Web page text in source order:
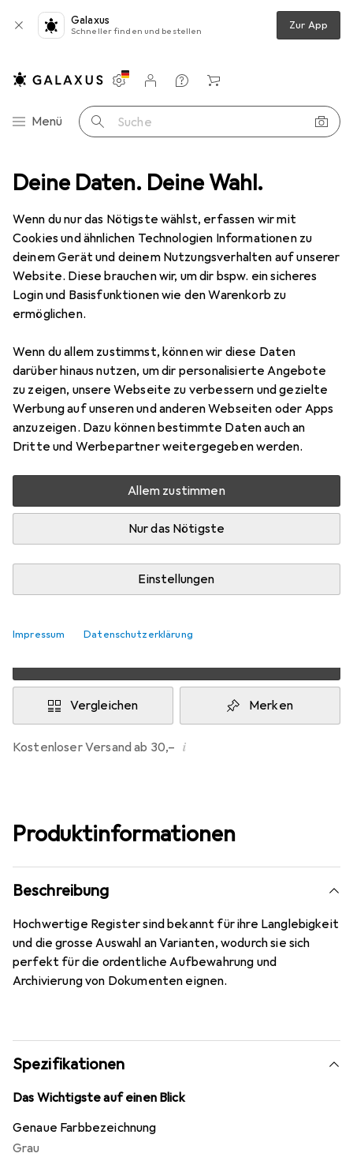
Deine Daten. Deine Wahl.
Wenn du nur das Nötigste wählst, erfassen wir mit
Cookies und ähnlichen Technologien Informationen zu
deinem Gerät und deinem Nutzungsverhalten auf unserer
Website. Diese brauchen wir, um dir bspw. ein sicheres
Login und Basisfunktionen wie den Warenkorb zu
ermöglichen.
Wenn du allem zustimmst, können wir diese Daten
darüber hinaus nutzen, um dir personalisierte Angebote
zu zeigen, unsere Webseite zu verbessern und gezielte
Werbung auf unseren und anderen Webseiten oder Apps
anzuzeigen. Dazu können bestimmte Daten auch an
Dritte und Werbepartner weitergegeben werden.
Allem zustimmen
Nur das Nötigste
Einstellungen
Impressum Datenschutzerklärung
Galaxus
Schneller finden und bestellen Zur App
Navigation nach Kategorien
Menü Suche
Einstellungen
Kundenkonto
Vergleichslisten
Merklisten
Warenkorb
Schulbedarf Ordner Zubehör Durable Register Dez-Jan
MENGENRABATT
Preis in EUR inkl. MwSt.
EUR
2,02 SpareEUR
4,36
173
Bewertungen Marke
Mehr von Durable
Zwischen Mo, 10.8. und Mi, 12.8. geliefert
Mehr als 10 Stück an Lager beim Lieferanten
Lieferort angeben für genaue Lieferzeit
pro Stück
3 Stück
EUR
2,32
pro Stück
pro Stück
Vergleichen Merken
Kostenloser Versand ab 30,– i
Produktinformationen
Beschreibung
Hochwertige Register sind bekannt für ihre Langlebigkeit
und die grosse Auswahl an Varianten, wodurch sie sich
perfekt für die ordentliche Aufbewahrung und
Archivierung von Dokumenten eignen.
Spezifikationen
Das Wichtigste auf einen Blick
Genaue Farbbezeichnung
Grau